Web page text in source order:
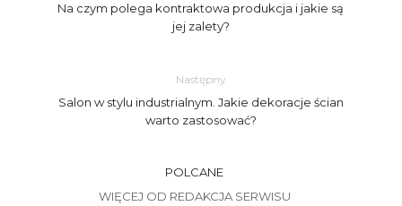
Na czym polega kontraktowa produkcja i jakie są
jej zalety?
Następny
Salon w stylu industrialnym. Jakie dekoracje ścian
warto zastosować?
POLCANE
WIĘCEJ OD REDAKCJA SERWISU